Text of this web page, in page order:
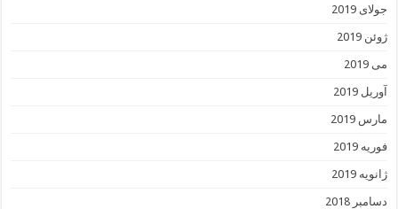
جولای 2019
ژوئن 2019
می 2019
آوریل 2019
مارس 2019
فوریه 2019
ژانویه 2019
دسامبر 2018